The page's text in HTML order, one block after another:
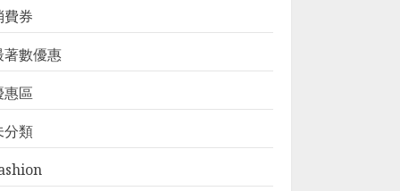
費券
著數優惠
惠區
分類